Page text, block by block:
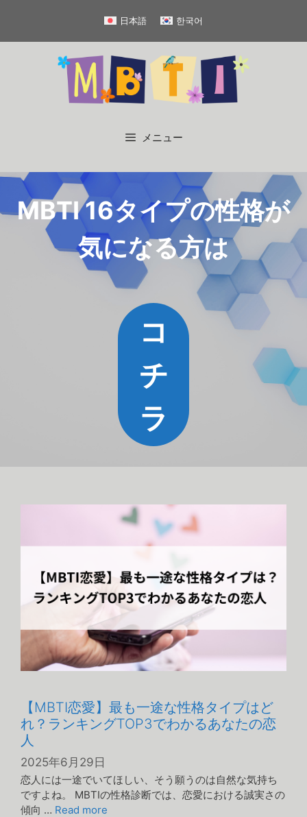
テ
日本語 한국어
メニュー
MBTI 16タイプの性格が
気になる方は
コ
チ
ラ
【MBTI恋愛】最も一途な性格タイプはど
れ？ランキングTOP3でわかるあなたの恋
人
2025年6月29日
恋人には一途でいてほしい、そう願うのは自然な気持ち
ですよね。 MBTIの性格診断では、恋愛における誠実さの
傾向 … Read more